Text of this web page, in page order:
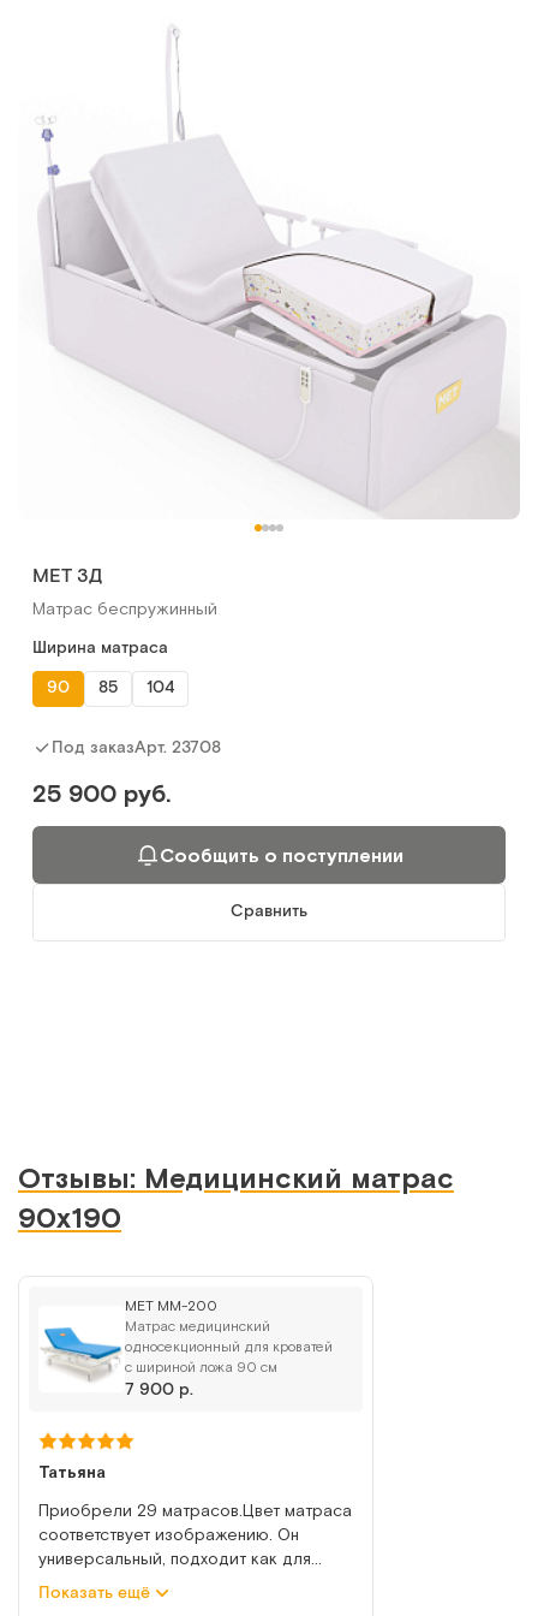
MET 3Д
Матрас беспружинный
Ширина матраса
90
85 104
Под заказАрт. 23708
25 900 руб.
Сообщить о поступлении
Сравнить
Отзывы: Медицинский матрас
90х190
МЕТ ММ-200
Матрас медицинский
односекционный для кроватей
с шириной ложа 90 см
7 900 р.
Татьяна
Приобрели 29 матрасов.Цвет матраса
соответствует изображению. Он
универсальный, подходит как для
простых кроватей, так и для
многофункциональных.
Показать ещё